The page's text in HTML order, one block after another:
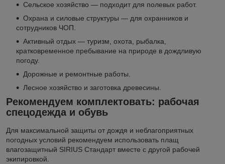
Сельское хозяйство — подходит для полевых работ.
Охрана и силовые структуры — для охранников и
сотрудников ЧОП.
Активный отдых — туризм, охота, рыбалка,
кратковременное пребывание на природе в дождливую
погоду.
Дорожные и ремонтные работы.
Лесное хозяйство и заготовка древесины.
Рекомендуем комплектовать: рабочая
спецодежда и обувь
Для максимальной защиты от дождя и неблагоприятных
погодных условий рекомендуем использовать плащ
влагозащитный SIRIUS Стандарт вместе с другой рабочей
экипировкой.